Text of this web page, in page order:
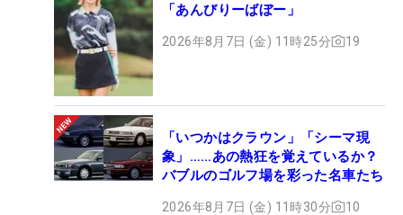
「あんびりーばぼー」
2026年8月7日 (金) 11時25分 19
「いつかはクラウン」「シーマ現
象」……あの熱狂を覚えているか？
バブルのゴルフ場を彩った名車たち
2026年8月7日 (金) 11時30分 10